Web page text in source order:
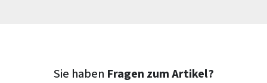
Sie haben Fragen zum Artikel?